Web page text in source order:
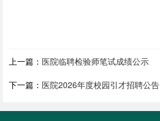
上一篇： 医院临聘检验师笔试成绩公示
下一篇： 医院2026年度校园引才招聘公告